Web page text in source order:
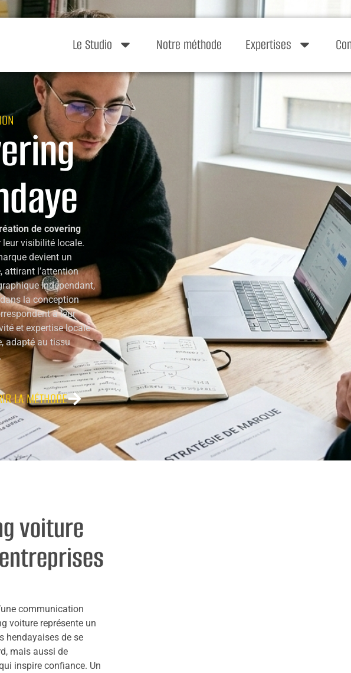
Le Studio Notre méthode Expertises
de covering
leur visibilité locale.
devient un
attirant l’attention
indépendant,
la conception
à leur
et expertise locale
adapté au tissu
LA MÉTHODE
voiture
communication
voiture représente un
hendayaises de se
mais aussi de
inspire confiance. Un